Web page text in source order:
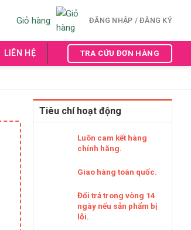
Giỏ hàng ĐĂNG NHẬP / ĐĂNG KÝ
LIÊN HỆ TRA CỨU ĐƠN HÀNG
Tiêu chí hoạt động
Luôn cam kết hàng
chính hãng.
Giao hàng toàn quốc.
Đổi trả trong vòng 14
ngày nếu sản phẩm bị
lỗi.